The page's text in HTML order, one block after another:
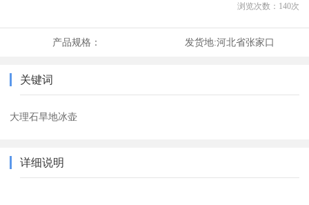
浏览次数： 140次
产品规格： 发货地:河北省张家口
关键词
大理石旱地冰壶
详细说明